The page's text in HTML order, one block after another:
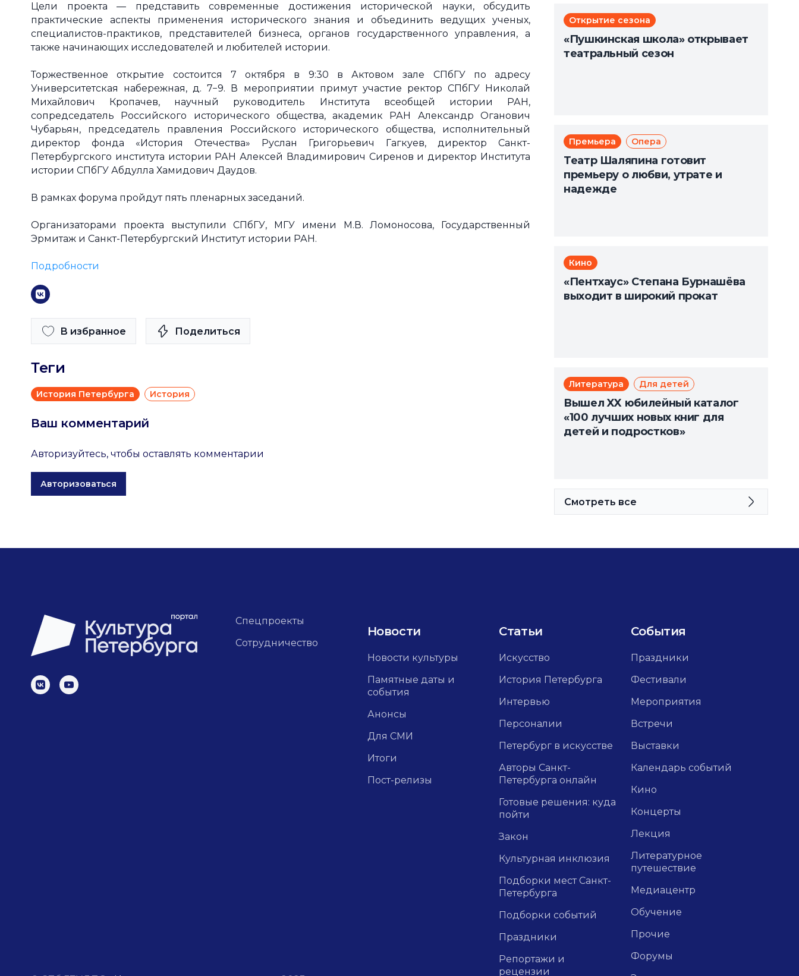
Цели проекта — представить современные достижения исторической науки, обсудить
практические аспекты применения исторического знания и объединить ведущих ученых,
специалистов-практиков, представителей бизнеса, органов государственного управления, а
также начинающих исследователей и любителей истории.
Торжественное открытие состоится 7 октября в 9:30 в Актовом зале СПбГУ по адресу
Университетская набережная, д. 7−9. В мероприятии примут участие ректор СПбГУ Николай
Михайлович Кропачев, научный руководитель Института всеобщей истории РАН,
сопредседатель Российского исторического общества, академик РАН Александр Оганович
Чубарьян, председатель правления Российского исторического общества, исполнительный
директор фонда «История Отечества» Руслан Григорьевич Гагкуев, директор Санкт-
Петербургского института истории РАН Алексей Владимирович Сиренов и директор Института
истории СПбГУ Абдулла Хамидович Даудов.
В рамках форума пройдут пять пленарных заседаний.
Организаторами проекта выступили СПбГУ, МГУ имени М.В. Ломоносова, Государственный
Эрмитаж и Санкт-Петербургский Институт истории РАН.
Подробности
В избранное Поделиться
Теги
История Петербурга История
Ваш комментарий
Авторизуйтесь, чтобы оставлять комментарии
Авторизоваться
Открытие сезона
«Пушкинская школа» открывает
театральный сезон
Премьера Опера
Театр Шаляпина готовит
премьеру о любви, утрате и
надежде
Кино
«Пентхаус» Степана Бурнашёва
выходит в широкий прокат
Литература Для детей
Вышел XX юбилейный каталог
«100 лучших новых книг для
детей и подростков»
Смотреть все
Спецпроекты
Сотрудничество
Новости
Новости культуры
Памятные даты и
события
Анонсы
Для СМИ
Итоги
Пост-релизы
Статьи
Искусство
История Петербурга
Интервью
Персоналии
Петербург в искусстве
Авторы Санкт-
Петербурга онлайн
Готовые решения: куда
пойти
Закон
Культурная инклюзия
Подборки мест Санкт-
Петербурга
Подборки событий
Праздники
Репортажи и
рецензии
События
Праздники
Фестивали
Мероприятия
Встречи
Выставки
Календарь событий
Кино
Концерты
Лекция
Литературное
путешествие
Медиацентр
Обучение
Прочие
Форумы